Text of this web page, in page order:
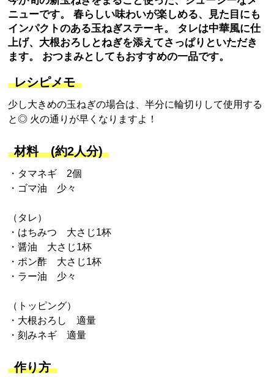
ニューです。 春らしい味わいが楽しめる、見た目にも
インパクトのある玉ねぎステーキ。 タレは中華風に仕
上げ、大根おろしとねぎを添えてさっぱりといただき
ます。 おつまみとしてもおすすめの一品です。
レシピメモ
少し大きめの玉ねぎの場合は、半分に輪切りして使用する
と◎ 火の通りが早くなりますよ！
材料 (約2人分)
・タマネギ 2個
・ゴマ油 少々
（タレ）
・はちみつ 大さじ1杯
・醤油 大さじ1杯
・ポン酢 大さじ1杯
・ラー油 少々
（トッピング）
・大根おろし 適量
・刻みネギ 適量
作り方